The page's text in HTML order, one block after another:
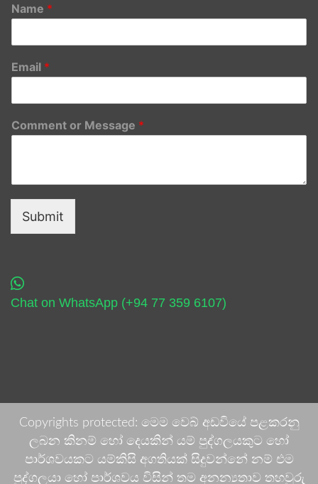
Name *
Email *
Comment or Message *
Submit
Chat on WhatsApp (+94 77 359 6107)
Copyrights protected: මෙම වෙබ් අඩවියේ පළකරනු
ලබන කිනම් හෝ දෙයකින් යම් පුද්ගලයකුට හෝ
පාර්ශවයකට යම්කිසි අගතියක් සිදුවන්නේ නම් එම
පුද්ගලයා හෝ පාර්ශවය විසින් තම අනන්‍යතාව තහවුරු